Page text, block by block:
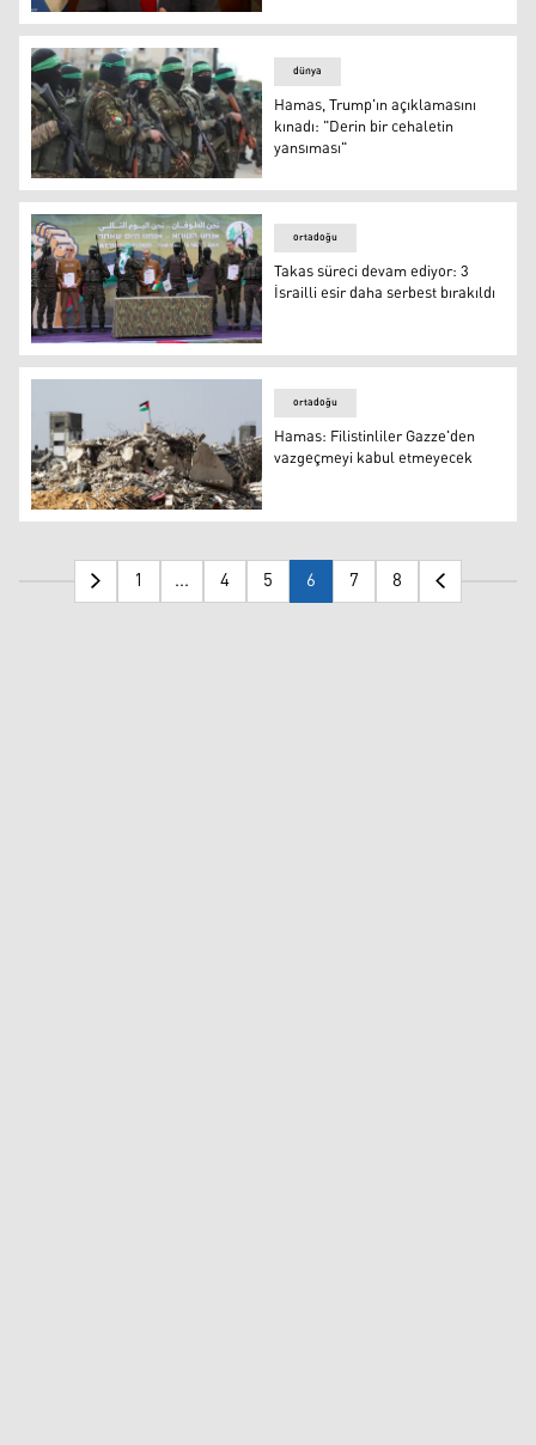
İsrail Başbakanı Binyamin Netanyahu
Hamas, Trump'ın açıklamasını kınadı: "Derin bir
dünya
Hamas, Trump'ın açıklamasını
kınadı: "Derin bir cehaletin
yansıması"
Takas süreci devam ediyor: 3 İsrailli esir daha serbest
ortadoğu
Takas süreci devam ediyor: 3
İsrailli esir daha serbest bırakıldı
Hamas: Filistinliler Gazze'den vazgeçmeyi kabul
ortadoğu
Hamas: Filistinliler Gazze'den
vazgeçmeyi kabul etmeyecek
1 ... 4 5 6 7 8